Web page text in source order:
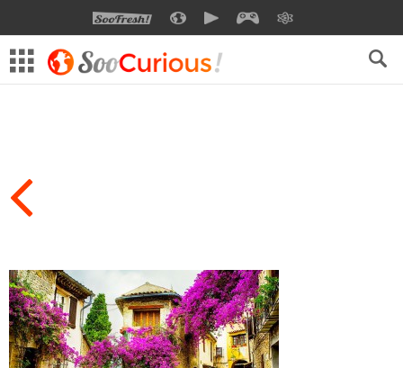
SOOFRESHSOOCURIOUSSOOMOTIONSOOGEEK